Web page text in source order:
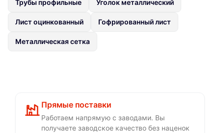
Трубы профильные Уголок металлический
Лист оцинкованный Гофрированный лист
Металлическая сетка
Прямые поставки
Работаем напрямую с заводами. Вы
получаете заводское качество без наценок